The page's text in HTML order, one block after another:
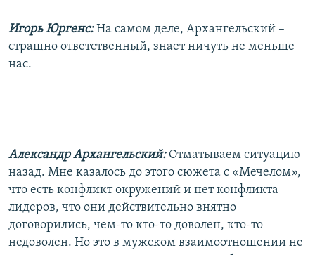
Игорь Юргенс: На самом деле, Архангельский –
страшно ответственный, знает ничуть не меньше
нас.
Александр Архангельский: Отматываем ситуацию
назад. Мне казалось до этого сюжета с «Мечелом»,
что есть конфликт окружений и нет конфликта
лидеров, что они действительно внятно
договорились, чем-то кто-то доволен, кто-то
недоволен. Но это в мужском взаимоотношении не